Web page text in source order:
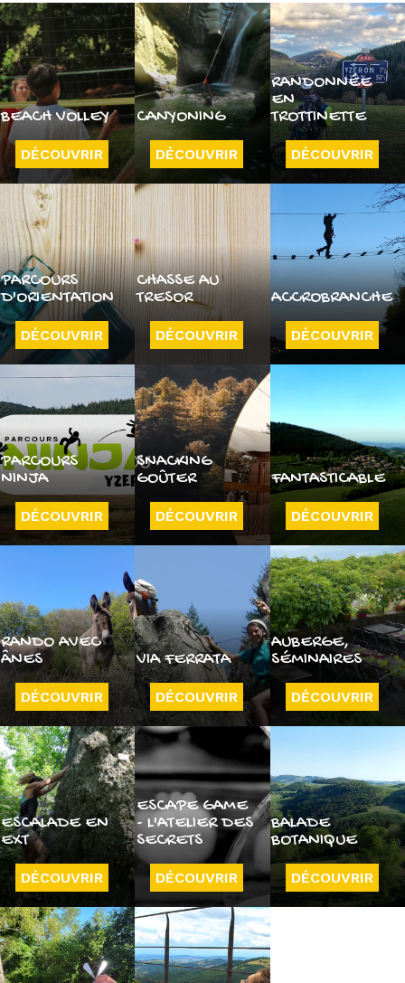
BEACH VOLLEY
DÉCOUVRIR
CANYONING
DÉCOUVRIR
RANDONNÉE
EN
TROTTINETTE
DÉCOUVRIR
PARCOURS
D'ORIENTATION
DÉCOUVRIR
CHASSE AU
TRESOR
DÉCOUVRIR
ACCROBRANCHE
DÉCOUVRIR
PARCOURS
NINJA
DÉCOUVRIR
SNACKING
GOÛTER
DÉCOUVRIR
FANTASTICABLE
DÉCOUVRIR
RANDO AVEC
ÂNES
DÉCOUVRIR
VIA FERRATA
DÉCOUVRIR
AUBERGE,
SÉMINAIRES
DÉCOUVRIR
ESCALADE EN
EXT
DÉCOUVRIR
ESCAPE GAME
- L'ATELIER DES
SECRETS
DÉCOUVRIR
BALADE
BOTANIQUE
DÉCOUVRIR